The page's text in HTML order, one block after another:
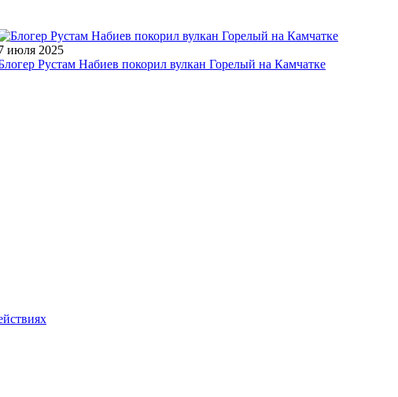
июля 2025
Рустам Набиев покорил вулкан Горелый на Камчатке